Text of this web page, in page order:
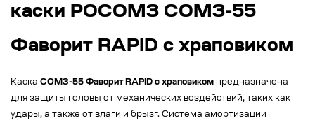
каски РОСОМЗ СОМЗ-55
Фаворит RAPID с храповиком
Каска СОМЗ-55 Фаворит RAPID с храповиком предназначена
для защиты головы от механических воздействий, таких как
удары, а также от влаги и брызг. Система амортизации